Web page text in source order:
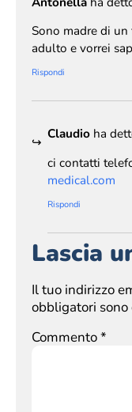
Sono madre di
adulto e vorrei
Rispondi
Claudio ha
ci contatti
medical.com
Rispondi
Lascia
Il tuo indirizzo
obbligatori
Commento*